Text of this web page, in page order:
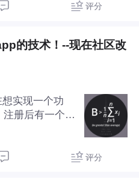
评分
的技术！--现在社区改
实现一个功
册后有一个功
个企业子app版
评分